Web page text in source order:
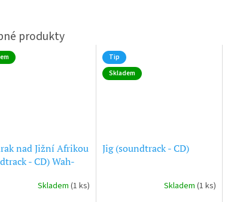
nad Jižní Afrikou
- CD) Wah-
Skladem (1 ks)
Tip
Skladem
Jig (soundtrack - CD)
Skladem (1 ks)